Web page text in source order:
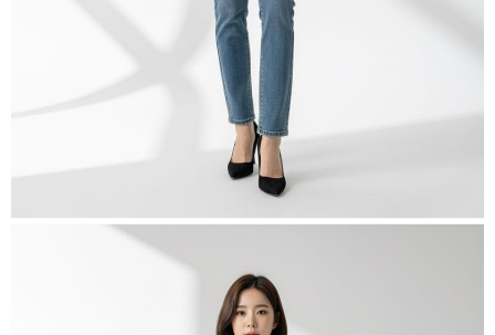
Jumlah yang diperakui untuk pengguna kali pertama yang lulus
kelulusan boleh sehingga NT$10,000. Jika pengguna tidak membuat
pembayaran dalam tempoh tersebut, yuran pembayaran lewat sebanyak
20% setahun akan dikenakan. Pengguna bawah umur dikehendaki
mendapatkan kebenaran daripada ibu bapa atau penjaga yang sah
cs_tw@netprotections.co.jp
mempunyai sebarang kebimbangan mengenai pemprosesan dan
peribadi yang disenaraikan seperti di atas akan dikumpul dan digunakan
oleh AFTEE, sila jangan gunakan perkhidmatan ini.